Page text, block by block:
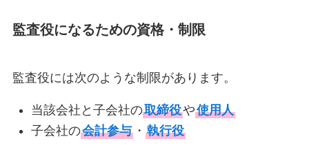
監査役になるための資格・制限
監査役には次のような制限があります。
当該会社と子会社の取締役や使用人
子会社の会計参与・ 執行役